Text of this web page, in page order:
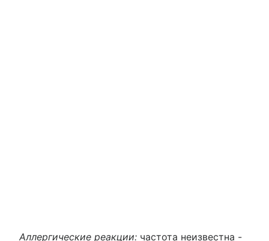
Аллергические реакции: частота неизвестна -